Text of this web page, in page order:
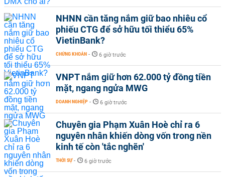
NHNN cần tăng nắm giữ bao nhiêu cổ
phiếu CTG để sở hữu tối thiểu 65%
VietinBank?
CHỨNG KHOÁN - 6 giờ trước
VNPT nắm giữ hơn 62.000 tỷ đồng tiền
mặt, ngang ngửa MWG
DOANH NGHIỆP - 6 giờ trước
Chuyên gia Phạm Xuân Hoè chỉ ra 6
nguyên nhân khiến dòng vốn trong nền
kinh tế còn 'tắc nghẽn'
THỜI SỰ - 6 giờ trước